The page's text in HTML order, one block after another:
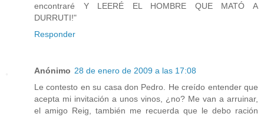
encontraré Y LEERÉ EL HOMBRE QUE MATÓ A
DURRUTI!"
Responder
Anónimo 28 de enero de 2009 a las 17:08
Le contesto en su casa don Pedro. He creído entender que
acepta mi invitación a unos vinos, ¿no? Me van a arruinar,
el amigo Reig, también me recuerda que le debo ración